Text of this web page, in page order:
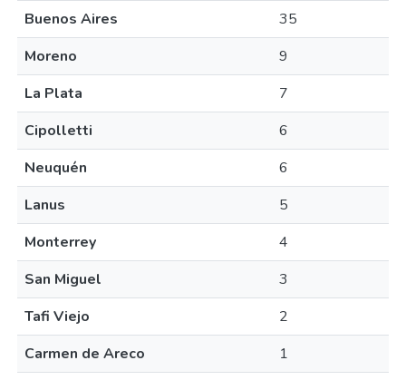
Buenos Aires
35
Moreno
9
La Plata
7
Cipolletti
6
Neuquén
6
Lanus
5
Monterrey
4
San Miguel
3
Tafi Viejo
2
Carmen de Areco
1